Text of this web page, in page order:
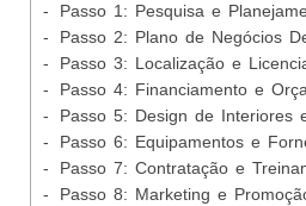
Passo 1: Pesquisa e
Passo 2: Plano de Negócios
Passo 3: Localização e
Passo 4: Financiamento e
Passo 5: Design de Interiores
Passo 6: Equipamentos e
Passo 7: Contratação e
Passo 8: Marketing e